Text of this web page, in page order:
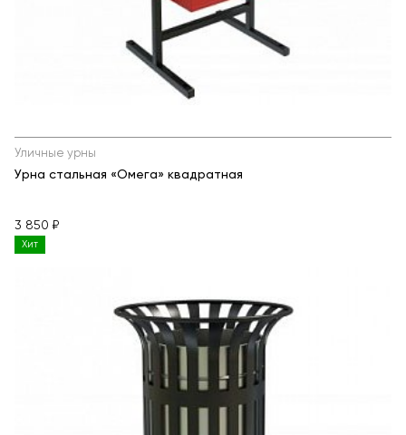
Уличные урны
Урна стальная «Омега» квадратная
3 850 ₽
Хит